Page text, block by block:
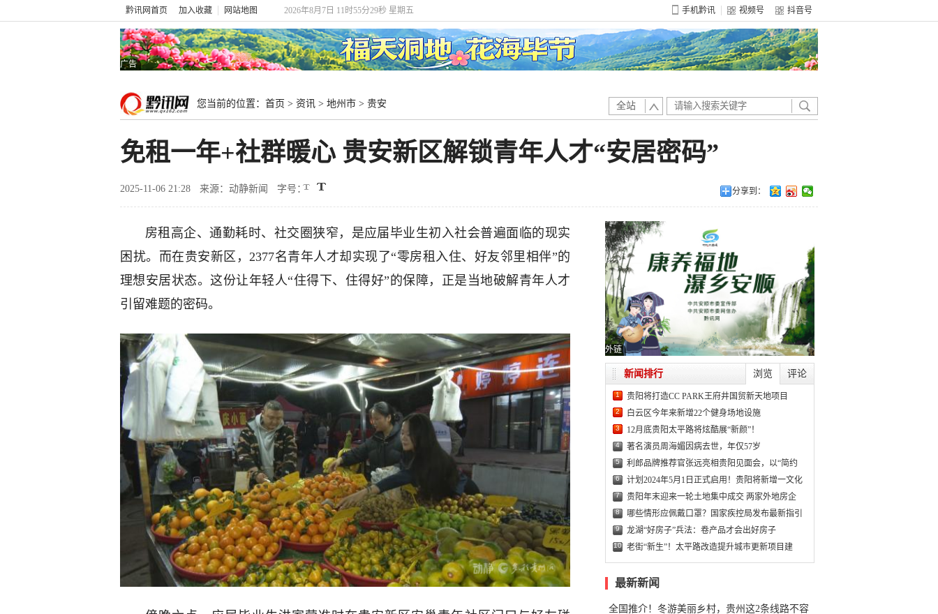
黔讯网首页 加入收藏 网站地图 2026年8月7日 11时55分31秒 星期五 手机黔讯 视频号 抖音号
广告
您当前的位置： 首页 > 资讯 > 地州市 > 贵安 全站
免租一年+社群暖心 贵安新区解锁青年人才“安居密码”
2025-11-06 21:28 来源：动静新闻 字号： 分享到：
房租高企、通勤耗时、社交圈狭窄，是应届毕业生初入社会普遍面临的现实
困扰。而在贵安新区，2377名青年人才却实现了“零房租入住、好友邻里相伴”的
理想安居状态。这份让年轻人“住得下、住得好”的保障，正是当地破解青年人才
引留难题的密码。
外链
浏览 评论
新闻排行
1 贵阳将打造CC PARK王府井国贸新天地项目
2 白云区今年来新增22个健身场地设施
3 12月底贵阳太平路将炫酷展“新颜”！
4 著名演员周海媚因病去世，年仅57岁
5 利郎品牌推荐官张远亮相贵阳见面会，以“简约
6 计划2024年5月1日正式启用！贵阳将新增一文化
7 贵阳年末迎来一轮土地集中成交 两家外地房企
8 哪些情形应佩戴口罩？国家疾控局发布最新指引
9 龙湖“好房子”兵法：卷产品才会出好房子
10 老街“新生”！太平路改造提升城市更新项目建
最新新闻
全国推介！冬游美丽乡村，贵州这2条线路不容